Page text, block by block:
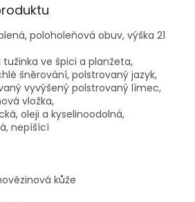
poloholeňová obuv, výška 21
ve špici a planžeta,
šněrování, polstrovaný jazyk,
vyvýšený polstrovaný límec,
vložka,
oleji a kyselinoodolná,
nepíšící
kůže